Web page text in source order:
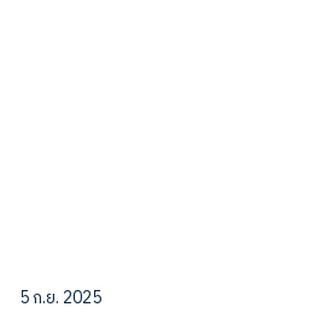
5 ก.ย. 2025